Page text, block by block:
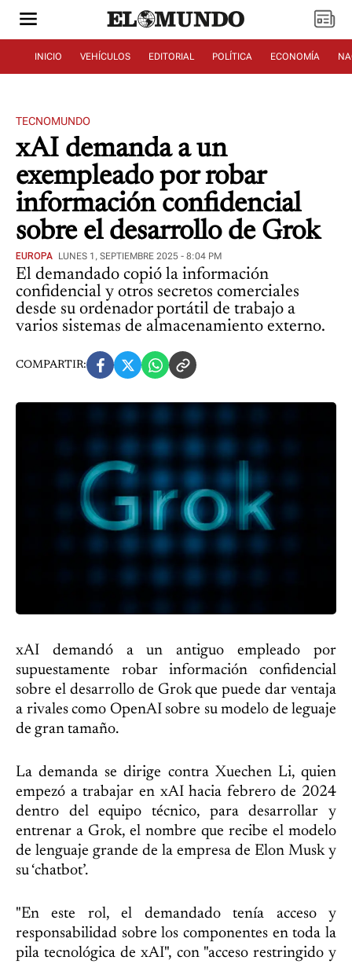
INICIO VEHÍCULOS EDITORIAL POLÍTICA ECONOMÍA
TECNOMUNDO
xAI demanda a un
exempleado por robar
información confidencial
sobre el desarrollo de Grok
EUROPA LUNES 1, SEPTIEMBRE 2025 - 8:04 PM
El demandado copió la información
confidencial y otros secretos comerciales
desde su ordenador portátil de trabajo a
varios sistemas de almacenamiento externo.
COMPARTIR:
xAI demandó a un antiguo empleado por
supuestamente robar información confidencial
sobre el desarrollo de Grok que puede dar ventaja
a rivales como OpenAI sobre su modelo de leguaje
de gran tamaño.
La demanda se dirige contra Xuechen Li, quien
empezó a trabajar en xAI hacia febrero de 2024
dentro del equipo técnico, para desarrollar y
entrenar a Grok, el nombre que recibe el modelo
de lenguaje grande de la empresa de Elon Musk y
su ‘chatbot’.
"En este rol, el demandado tenía acceso y
responsabilidad sobre los componentes en toda la
pila tecnológica de xAI", con "acceso restringido y